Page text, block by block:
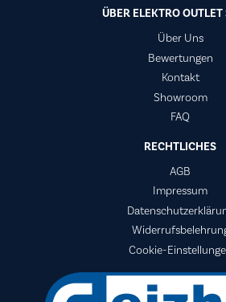
ÜBER ELEKTRO OUTLET
Über Uns
Bewertungen
Kontakt
Showroom
FAQ
RECHTLICHES
AGB
Impressum
Cookie-